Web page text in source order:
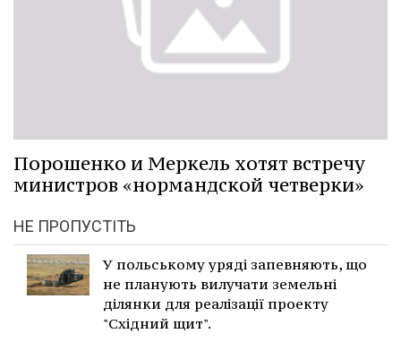
Порошенко и Меркель хотят встречу
министров «нормандской четверки»
НЕ ПРОПУСТІТЬ
У польському уряді запевняють, що
не планують вилучати земельні
ділянки для реалізації проекту
"Східний щит".